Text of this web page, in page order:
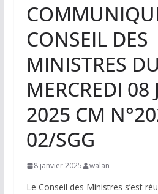
CONSEIL DES
MINISTRES DU
MERCREDI 08
2025 CM
02/SGG
8 janvier 2025 walan
Le Conseil des Ministres s’est